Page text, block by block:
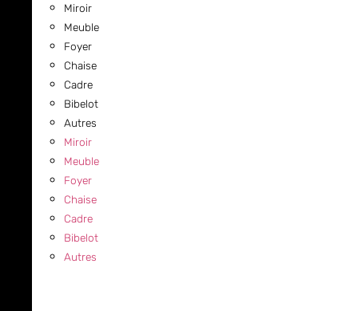
Miroir
Meuble
Foyer
Chaise
Cadre
Bibelot
Autres
Miroir
Meuble
Foyer
Chaise
Cadre
Bibelot
Autres